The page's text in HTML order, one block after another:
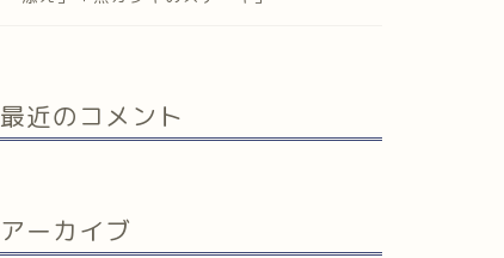
最近のコメント
アーカイブ